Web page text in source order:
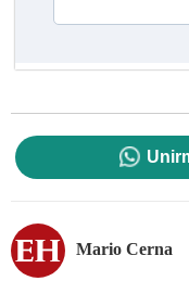
Mario Cerna